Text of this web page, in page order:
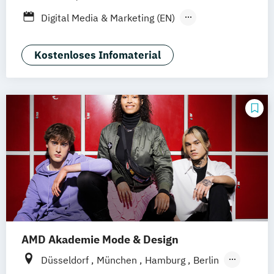
Digital Media & Marketing (EN)
Film + Motion Design (EN)
Fotografie + Neue Medien (EN)
Kommunikationsdesign (EN)
Visuelle Kommunikation B.A. (EN)
Kostenloses Infomaterial
AMD Akademie Mode & Design
Düsseldorf München Hamburg
Berlin